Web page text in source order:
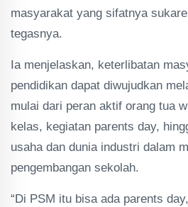
masyarakat yang sifatnya
tegasnya.
Ia menjelaskan, keterlibatan
pendidikan dapat diwujudkan
mulai dari peran aktif orang tua
kelas, kegiatan parents day,
usaha dan dunia industri dalam
pengembangan sekolah.
“Di PSM itu bisa ada parents